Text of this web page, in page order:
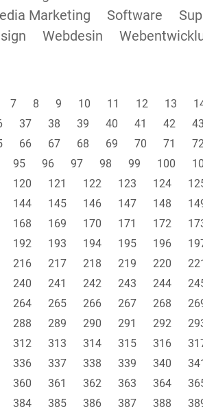
Marketing Software
Webdesin
7 8 9 10 11 12 13
37 38 39 40 41 42 43
66 67 68 69 70 71
95 96 97 98 99 100
120 121 122 123 124
144 145 146 147 148
168 169 170 171 172
192 193 194 195 196
216 217 218 219 220
240 241 242 243 244
264 265 266 267 268
288 289 290 291 292
312 313 314 315 316
336 337 338 339 340
360 361 362 363 364
384 385 386 387 388